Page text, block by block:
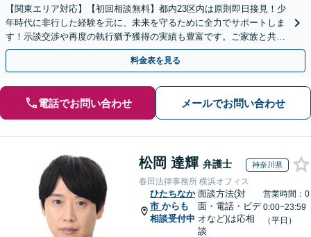
【関東エリア対応】【初回相談無料】都内23区内は原則即日接見！少
年時代に非行した経験を元に、未来を守るために全力でサポートしま
す！示談交渉や再度の執行猶予獲得の実績も豊富です。ご家族と共に
更生への道を歩みます。【夜間や休日相談可能】
料金表を見る
電話でお問い合わせ メールでお問い合わせ
松岡 達輝 弁護士 神奈川県
春田法律事務所 横浜オフィス
ひたちなか
市 からも
相談受付中
面談方法(対
面・電話・ビデ
オなど)は応相
談
営業時間：0
0:00~23:59
（平日）